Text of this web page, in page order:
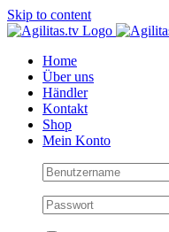
Skip to content
Home
Über uns
Händler
Kontakt
Shop
Mein Konto